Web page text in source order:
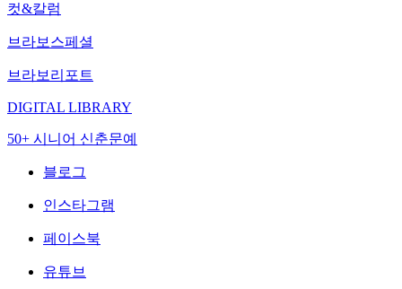
컷&칼럼
브라보스페셜
브라보리포트
DIGITAL LIBRARY
50+ 시니어 신춘문예
블로그
인스타그램
페이스북
유튜브